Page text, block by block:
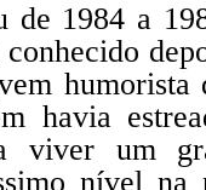
1984 a
havia
viver um
nível